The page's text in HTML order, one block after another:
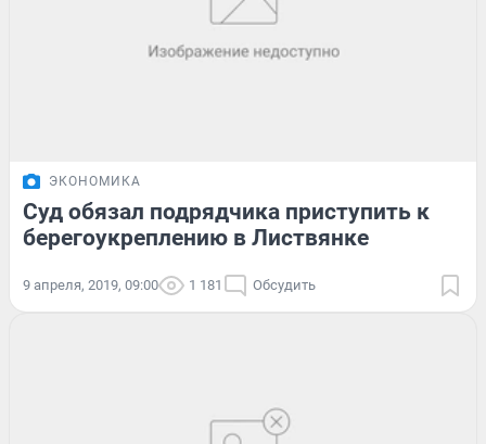
ЭКОНОМИКА
Суд обязал подрядчика приступить к
берегоукреплению в Листвянке
9 апреля, 2019, 09:00 1 181 Обсудить